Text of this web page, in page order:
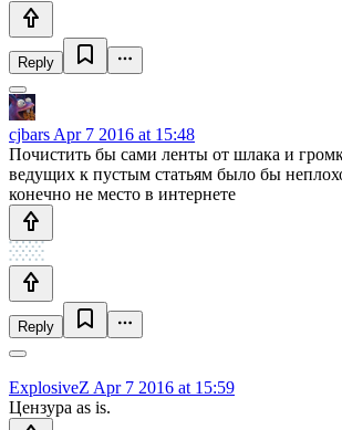
Reply
cjbars Apr 7 2016 at 15:48
Почистить бы сами ленты от шлака и
ведущих к пустым статьям было бы
конечно не место в интернете
Reply
ExplosiveZ Apr 7 2016 at 15:59
Цензура as is.